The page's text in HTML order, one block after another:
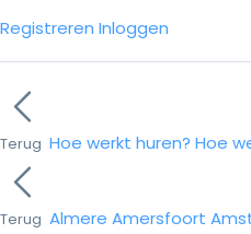
Registreren Inloggen
Terug Hoe werkt huren? Hoe
Terug Almere Amersfoort